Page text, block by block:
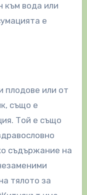
към вода или
е
плодове или от
също е
Той е също
съдържание на
тялото за